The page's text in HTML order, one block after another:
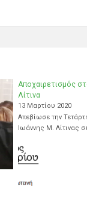
Αποχαιρετισμός
Λίτινα
13 Μαρτίου 2020
Απεβίωσε την
Ιωάννης Μ. Λίτινας